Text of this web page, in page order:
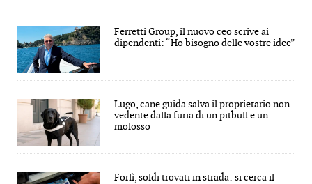
Ferretti Group, il nuovo ceo scrive ai
dipendenti: “Ho bisogno delle vostre idee”
Lugo, cane guida salva il proprietario non
vedente dalla furia di un pitbull e un
molosso
Forlì, soldi trovati in strada: si cerca il